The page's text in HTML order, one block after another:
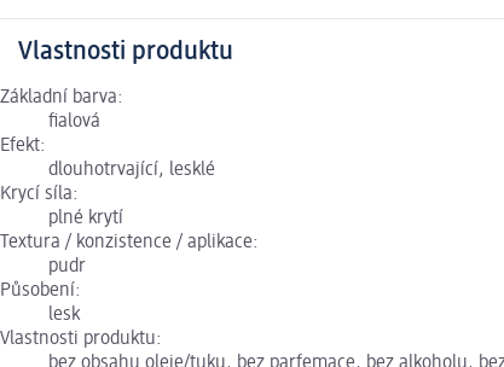
Vlastnosti produktu
Základní barva:
fialová
Efekt:
dlouhotrvající, lesklé
Krycí síla:
plné krytí
Textura / konzistence / aplikace:
pudr
Působení:
lesk
Vlastnosti produktu: